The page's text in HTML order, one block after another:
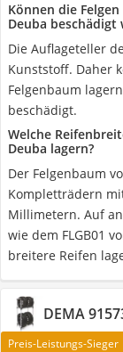
Können die
Deuba beschädigt
Die Auflageteller
Kunststoff. Daher
Felgenbaum
beschädigt.
Welche
Deuba lagern?
Der Felgenbaum
Kompletträdern
Millimetern. Auf
wie dem FLGB01
breitere Reifen
DEMA
Preis-Leistungs-Sieger